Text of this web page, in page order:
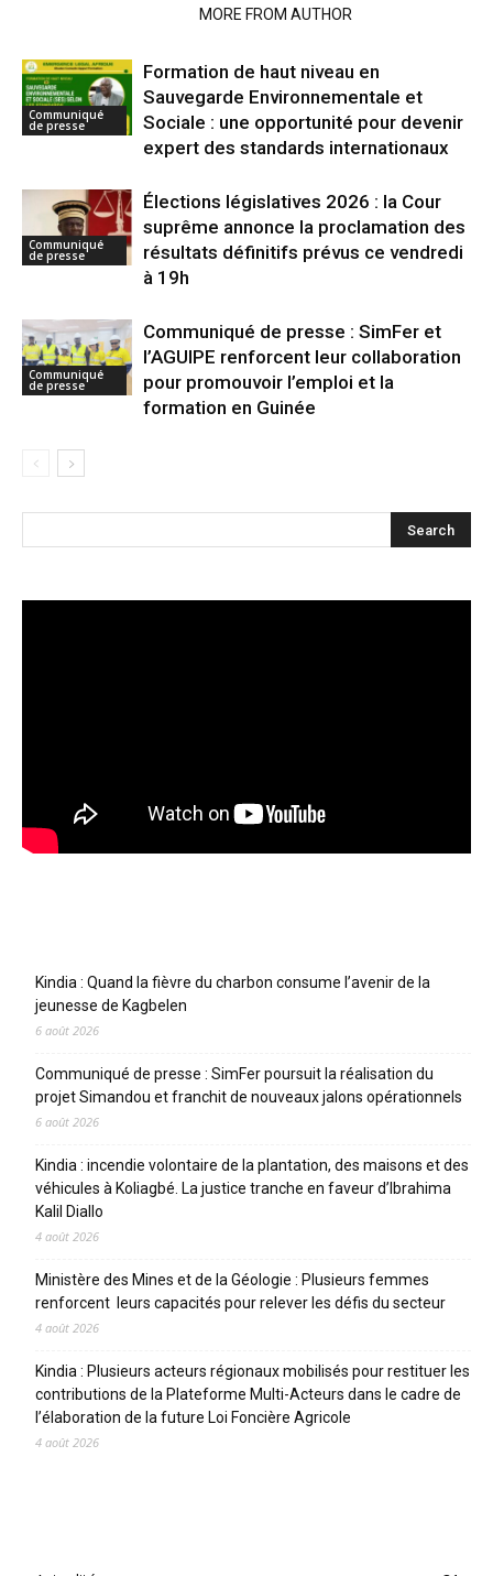
MORE FROM AUTHOR
Communiqué
de presse
Formation de haut niveau en
Sauvegarde Environnementale et
Sociale : une opportunité pour devenir
expert des standards internationaux
Communiqué
de presse
Élections législatives 2026 : la Cour
suprême annonce la proclamation des
résultats définitifs prévus ce vendredi
à 19h
Communiqué
de presse
Communiqué de presse : SimFer et
l’AGUIPE renforcent leur collaboration
pour promouvoir l’emploi et la
formation en Guinée
Kindia : Quand la fièvre du charbon consume l’avenir de la
jeunesse de Kagbelen
6 août 2026
Communiqué de presse : SimFer poursuit la réalisation du
projet Simandou et franchit de nouveaux jalons opérationnels
6 août 2026
Kindia : incendie volontaire de la plantation, des maisons et des
véhicules à Koliagbé. La justice tranche en faveur d’Ibrahima
Kalil Diallo
4 août 2026
Ministère des Mines et de la Géologie : Plusieurs femmes
renforcent leurs capacités pour relever les défis du secteur
4 août 2026
Kindia : Plusieurs acteurs régionaux mobilisés pour restituer les
contributions de la Plateforme Multi-Acteurs dans le cadre de
l’élaboration de la future Loi Foncière Agricole
4 août 2026